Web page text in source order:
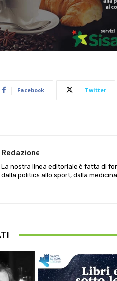
Facebook Twitter
Redazione
La nostra linea editoriale è fatta di
dalla politica allo sport, dalla